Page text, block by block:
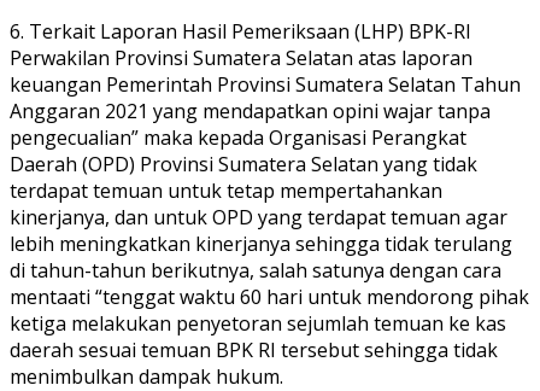
6. Terkait Laporan Hasil Pemeriksaan (LHP) BPK-RI
Perwakilan Provinsi Sumatera Selatan atas laporan
keuangan Pemerintah Provinsi Sumatera Selatan Tahun
Anggaran 2021 yang mendapatkan opini wajar tanpa
pengecualian” maka kepada Organisasi Perangkat
Daerah (OPD) Provinsi Sumatera Selatan yang tidak
terdapat temuan untuk tetap mempertahankan
kinerjanya, dan untuk OPD yang terdapat temuan agar
lebih meningkatkan kinerjanya sehingga tidak terulang
di tahun-tahun berikutnya, salah satunya dengan cara
mentaati “tenggat waktu 60 hari untuk mendorong pihak
ketiga melakukan penyetoran sejumlah temuan ke kas
daerah sesuai temuan BPK RI tersebut sehingga tidak
menimbulkan dampak hukum.